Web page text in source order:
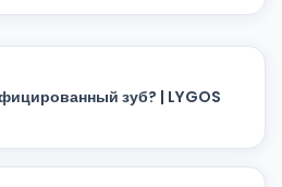
зуб? | LYGOS